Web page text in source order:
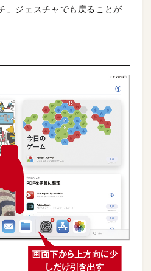
」ジェスチャでも戻ることが